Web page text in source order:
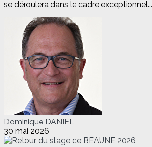
se déroulera dans le cadre exceptionnel...
Dominique DANIEL
30 mai 2026